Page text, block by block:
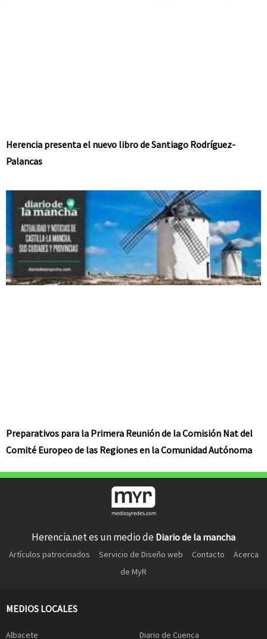
Herencia presenta el nuevo libro de Santiago Rodríguez-
Palancas
Preparativos para la Primera Reunión de la Comisión Nat del
Comité Europeo de las Regiones en la Comunidad Autónoma
Herencia.net es un medio de Diario de la mancha
Artículos patrocinados Servicio de Diseño web Contacto
Acerca
de MyR
MEDIOS LOCALES
Albacete Diario de Cuenca